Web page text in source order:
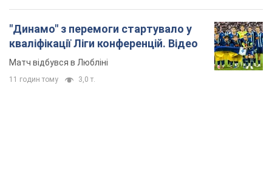
"Динамо" з перемоги стартувало у
кваліфікації Ліги конференцій. Відео
Матч відбувся в Любліні
11 годин тому 3,0 т.